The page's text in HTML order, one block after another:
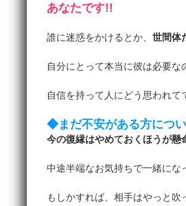
あなたです!!
誰に迷惑をかけるとか、世間体
自分にとって本当に彼は必要な
自信を持って人にどう思われ
◆まだ不安がある方につ
今の復縁はやめておくほうが懸
中途半端なお気持ちで一緒にな
もしかすれば、相手はやっと吹